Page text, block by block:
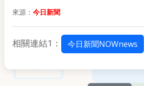
來源： 今日新聞
相關連結1： 今日新聞NOWnews